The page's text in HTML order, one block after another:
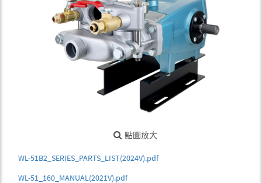
點圖放大
WL-51B2_SERIES_PARTS_LIST(2024V).pdf
WL-51_160_MANUAL(2021V).pdf